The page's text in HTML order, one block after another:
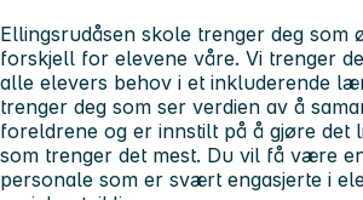
Ellingsrudåsen skole trenger deg som
forskjell for elevene våre. Vi trenger
alle elevers behov i et inkluderende
trenger deg som ser verdien av å
foreldrene og er innstilt på å gjøre det
som trenger det mest. Du vil få være
personale som er svært engasjerte i